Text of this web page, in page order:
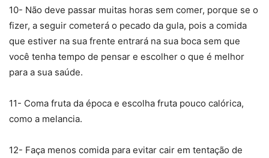
10- Não deve passar muitas horas sem comer, porque se o
fizer, a seguir cometerá o pecado da gula, pois a comida
que estiver na sua frente entrará na sua boca sem que
você tenha tempo de pensar e escolher o que é melhor
para a sua saúde.
11- Coma fruta da época e escolha fruta pouco calórica,
como a melancia.
12- Faça menos comida para evitar cair em tentação de